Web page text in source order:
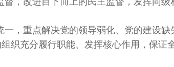
，重点解决党的领导弱化、党的建设缺
织充分履行职能、发挥核心作用，保证